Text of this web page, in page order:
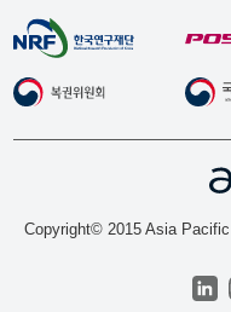
Copyright© 2015 Asia